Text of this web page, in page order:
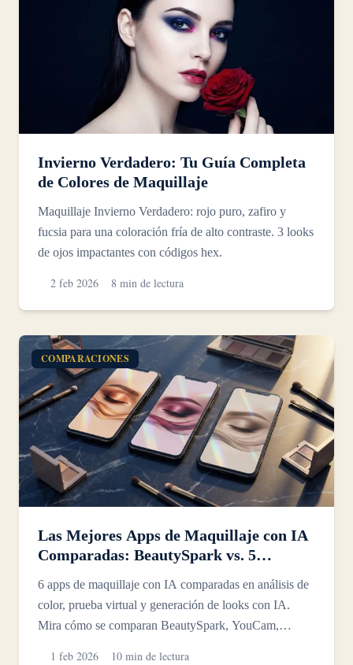
Invierno Verdadero: Tu Guía Completa
de Colores de Maquillaje
Maquillaje Invierno Verdadero: rojo puro, zafiro y
fucsia para una coloración fría de alto contraste. 3 looks
de ojos impactantes con códigos hex.
2 feb 2026 8 min de lectura
COMPARACIONES
Las Mejores Apps de Maquillaje con IA
Comparadas: BeautySpark vs. 5
6 apps de maquillaje con IA comparadas en análisis de
color, prueba virtual y generación de looks con IA.
Mira cómo se comparan BeautySpark, YouCam,
1 feb 2026 10 min de lectura